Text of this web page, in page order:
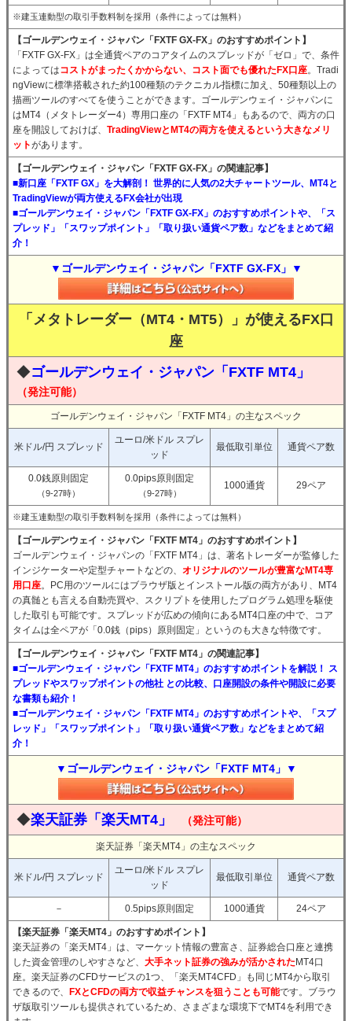
※建玉連動型の取引手数料制を採用（条件によっては無料）
【ゴールデンウェイ・ジャパン「FXTF GX-FX」のおすすめポイント】
「FXTF GX-FX」は全通貨ペアのコアタイムのスプレッドが「ゼロ」で、条件
によってはコストがまったくかからない、コスト面でも優れたFX口座。Tradi
ngViewに標準搭載された約100種類のテクニカル指標に加え、50種類以上の
描画ツールのすべてを使うことができます。ゴールデンウェイ・ジャパンに
はMT4（メタトレーダー4）専用口座の「FXTF MT4」もあるので、両方の口
座を開設しておけば、 TradingViewとMT4の両方を使えるという大きなメリ
ットがあります。
【ゴールデンウェイ・ジャパン「FXTF GX-FX」の関連記事】
■新口座「FXTF GX」を大解剖！ 世界的に人気の2大チャートツール、MT4と
TradingViewが両方使えるFX会社が出現
■ゴールデンウェイ・ジャパン「FXTF GX-FX」のおすすめポイントや、「ス
プレッド」「スワップポイント」「取り扱い通貨ペア数」などをまとめて紹
介！
▼ゴールデンウェイ・ジャパン「FXTF GX-FX」▼
「メタトレーダー（MT4・MT5）」が使えるFX口
座
◆ゴールデンウェイ・ジャパン「FXTF MT4」
（発注可能）
ゴールデンウェイ・ジャパン「FXTF MT4」の主なスペック
米ドル/円 スプレッド
ユーロ/米ドル スプレ
ッド
最低取引単位 通貨ペア数
0.0銭原則固定
（9-27時）
0.0pips原則固定
（9-27時）
1000通貨 29ペア
※建玉連動型の取引手数料制を採用（条件によっては無料）
【ゴールデンウェイ・ジャパン「FXTF MT4」のおすすめポイント】
ゴールデンウェイ・ジャパンの「FXTF MT4」は、著名トレーダーが監修した
インジケーターや定型チャートなどの、 オリジナルのツールが豊富なMT4専
用口座。PC用のツールにはブラウザ版とインストール版の両方があり、MT4
の真髄とも言える自動売買や、スクリプトを使用したプログラム処理を駆使
した取引も可能です。スプレッドが広めの傾向にあるMT4口座の中で、コア
タイムは全ペアが「0.0銭（pips）原則固定」というのも大きな特徴です。
【ゴールデンウェイ・ジャパン「FXTF MT4」の関連記事】
■ゴールデンウェイ・ジャパン「FXTF MT4」のおすすめポイントを解説！ ス
プレッドやスワップポイントの他社 との比較、口座開設の条件や開設に必要
な書類も紹介！
■ゴールデンウェイ・ジャパン「FXTF MT4」のおすすめポイントや、「スプ
レッド」「スワップポイント」「取り扱い通貨ペア数」などをまとめて紹
介！
▼ゴールデンウェイ・ジャパン「FXTF MT4」▼
◆楽天証券「楽天MT4」 （発注可能）
楽天証券「楽天MT4」の主なスペック
米ドル/円 スプレッド
ユーロ/米ドル スプレ
ッド
最低取引単位 通貨ペア数
－ 0.5pips原則固定 1000通貨 24ペア
【楽天証券「楽天MT4」のおすすめポイント】
楽天証券の「楽天MT4」は、マーケット情報の豊富さ、証券総合口座と連携
した資金管理のしやすさなど、 大手ネット証券の強みが活かされた MT4口
座。楽天証券のCFDサービスの1つ、「楽天MT4CFD」も同じMT4から取引
できるので、
FXとCFDの両方で収益チャンスを狙うことも可能です。ブラウ
ザ版取引ツールも提供されているため、さまざまな環境下でMT4を利用でき